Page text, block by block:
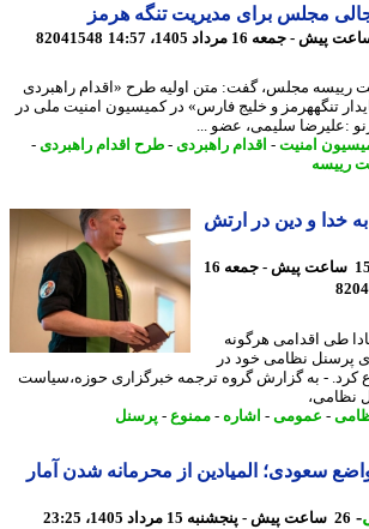
مجلس برای مدیریت تنگه هرمز
82041548
مجلس، گفت: متن اولیه طرح «اقدام راهبردی
تنگههرمز و خلیج فارس» در کمیسیون امنیت ملی در
سلیمی، عضو ...
امنیت-اقدام راهبردی-طرح اقدام راهبردی-
و دین در ارتش
15 ساعت پیش - جمعه 16
اقدامی هرگونه
نظامی خود در
- به گزارش گروه ترجمه خبرگزاری حوزه،سیاست
-عمومی-اشاره-ممنوع-پرسنل
المیادین از محرمانه شدن آمار
23:25